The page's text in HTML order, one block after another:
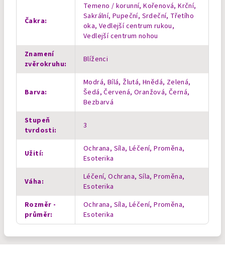
Čakra:
Temeno / korunní, Kořenová, Krční,
Sakrální, Pupeční, Srdeční, Třetího
oka, Vedlejší centrum rukou,
Vedlejší centrum nohou
Znamení
zvěrokruhu: Blíženci
Barva:
Modrá, Bílá, Žlutá, Hnědá, Zelená,
Šedá, Červená, Oranžová, Černá,
Bezbarvá
Stupeň
tvrdosti: 3
Užití:
Ochrana, Síla, Léčení, Proměna,
Esoterika
Váha:
Léčení, Ochrana, Síla, Proměna,
Esoterika
Rozměr -
průměr:
Ochrana, Síla, Léčení, Proměna,
Esoterika